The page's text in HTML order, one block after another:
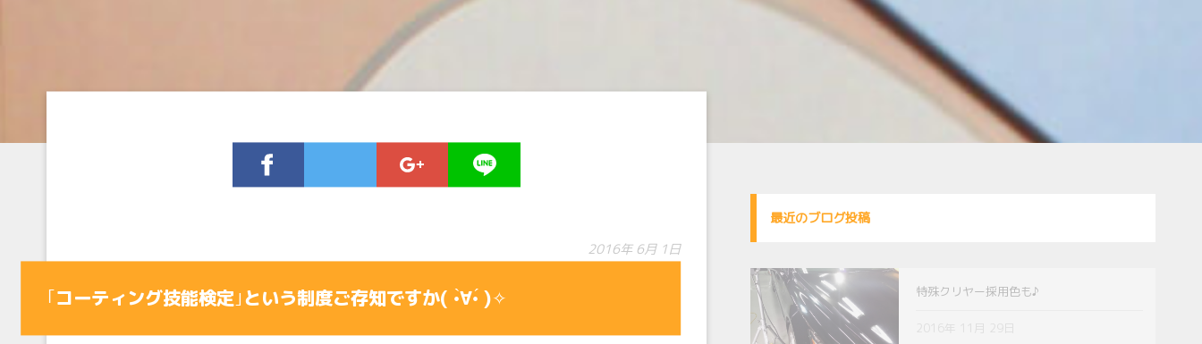
2016年 6月 1日
｢コーティング技能検定｣という制度ご存知ですか( •̀∀︎•́ )✧︎
最近のブログ投稿
特殊クリヤー採用色も♪